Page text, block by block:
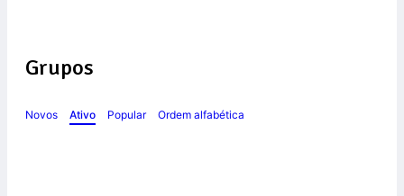
Grupos
Novos Ativo Popular Ordem alfabética